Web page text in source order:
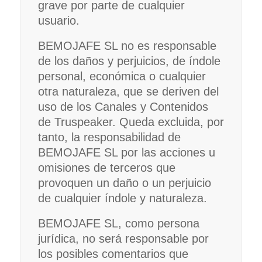
grave por parte de cualquier
usuario.
BEMOJAFE SL no es responsable
de los daños y perjuicios, de índole
personal, económica o cualquier
otra naturaleza, que se deriven del
uso de los Canales y Contenidos
de Truspeaker. Queda excluida, por
tanto, la responsabilidad de
BEMOJAFE SL por las acciones u
omisiones de terceros que
provoquen un daño o un perjuicio
de cualquier índole y naturaleza.
BEMOJAFE SL, como persona
jurídica, no será responsable por
los posibles comentarios que